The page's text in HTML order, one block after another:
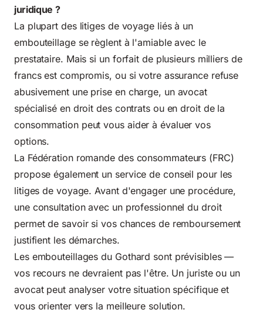
juridique ?
La plupart des litiges de voyage liés à un
embouteillage se règlent à l'amiable avec le
prestataire. Mais si un forfait de plusieurs milliers de
francs est compromis, ou si votre assurance refuse
abusivement une prise en charge, un avocat
spécialisé en droit des contrats ou en droit de la
consommation peut vous aider à évaluer vos
options.
La Fédération romande des consommateurs (FRC)
propose également un service de conseil pour les
litiges de voyage. Avant d'engager une procédure,
une consultation avec un professionnel du droit
permet de savoir si vos chances de remboursement
justifient les démarches.
Les embouteillages du Gothard sont prévisibles —
vos recours ne devraient pas l'être. Un juriste ou un
avocat peut analyser votre situation spécifique et
vous orienter vers la meilleure solution.